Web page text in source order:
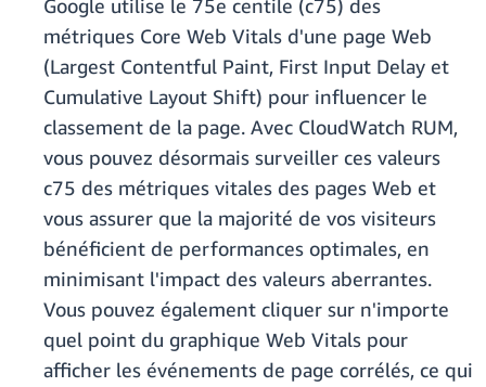
Google utilise le 75e centile (c75) des
métriques Core Web Vitals d'une page Web
(Largest Contentful Paint, First Input Delay et
Cumulative Layout Shift) pour influencer le
classement de la page. Avec CloudWatch RUM,
vous pouvez désormais surveiller ces valeurs
c75 des métriques vitales des pages Web et
vous assurer que la majorité de vos visiteurs
bénéficient de performances optimales, en
minimisant l'impact des valeurs aberrantes.
Vous pouvez également cliquer sur n'importe
quel point du graphique Web Vitals pour
afficher les événements de page corrélés, ce qui